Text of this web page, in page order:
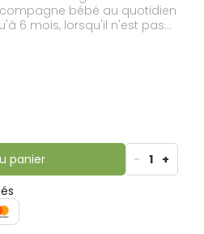
bébé au quotidien
6 mois, lorsqu'il n'est pas
association unique
(Oméga 3).
panier - 1 +